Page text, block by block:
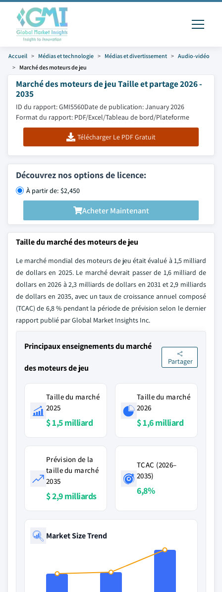
Accueil Médias et technologie Médias et divertissement
Audio-vidéo
Marché des moteurs de jeu
Marché des moteurs de jeu Taille et partage 2026 -
2035
ID du rapport: GMI5560Date de publication: January 2026
Format du rapport: PDF/Excel/Tableau de bord/Plateforme
Télécharger Le PDF Gratuit
Découvrez nos options de licence:
À partir de: $2,450
Acheter Maintenant
Taille du marché des moteurs de jeu
Le marché mondial des moteurs de jeu était évalué à 1,5 milliard
de dollars en 2025. Le marché devrait passer de 1,6 milliard de
dollars en 2026 à 2,3 milliards de dollars en 2031 et 2,9 milliards
de dollars en 2035, avec un taux de croissance annuel composé
(TCAC) de 6,8 % pendant la période de prévision selon le dernier
rapport publié par Global Market Insights Inc.
Principaux enseignements du marché
des moteurs de jeu
Partager
Taille du marché
2025
$ 1,5 milliard
Taille du marché
2026
$ 1,6 milliard
Prévision de la
taille du marché
2035
$ 2,9 milliards
TCAC (2026–
2035)
6,8%
Market Size Trend